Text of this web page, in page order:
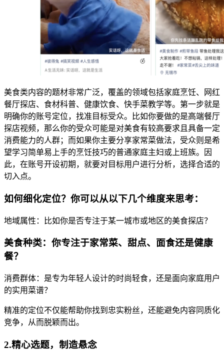
美食类内容的题材非常广泛，覆盖的领域包括家庭烹饪、网红
餐厅探店、食材科普、健康饮食、快手菜教学等。第一步就是
明确你的账号定位，找准目标受众。比如你要做的是高端餐厅
探店视频，那么你的受众可能是对美食有较高要求且具备一定
消费能力的人群；而如果你主要分享家常菜做法，受众则是希
望学习简单易上手的烹饪技巧的普通家庭主妇或上班族。因
此，在账号开设初期，就要对目标用户进行分析，选择合适的
切入点。
如何细化定位？你可以从以下几个维度来思考：
地域属性：比如你是否专注于某一城市或地区的美食探店？
美食种类：你专注于家常菜、甜点、面食还是健康
餐？
消费群体：是专为年轻人设计的时尚轻食，还是面向家庭用户
的实用菜谱？
精准的定位不仅能帮助你找到忠实粉丝，还能避免内容同质化
竞争，从而脱颖而出。
2.精心选题，制造悬念